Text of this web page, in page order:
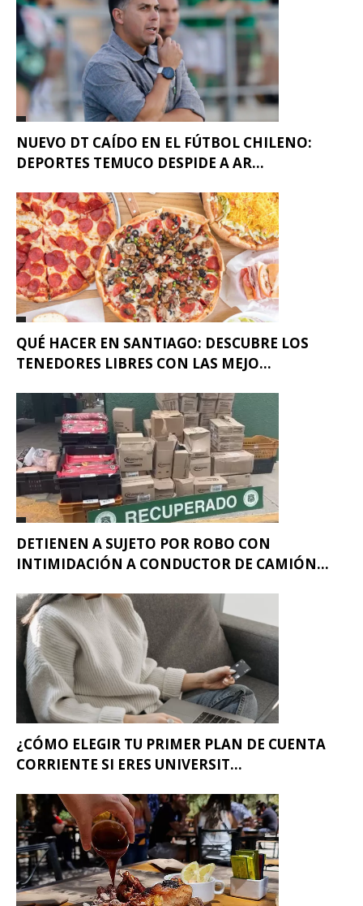
NUEVO DT CAÍDO EN EL FÚTBOL CHILENO:
DEPORTES TEMUCO DESPIDE A AR...
QUÉ HACER EN SANTIAGO: DESCUBRE LOS
TENEDORES LIBRES CON LAS MEJO...
DETIENEN A SUJETO POR ROBO CON
INTIMIDACIÓN A CONDUCTOR DE CAMIÓN...
¿CÓMO ELEGIR TU PRIMER PLAN DE CUENTA
CORRIENTE SI ERES UNIVERSIT...